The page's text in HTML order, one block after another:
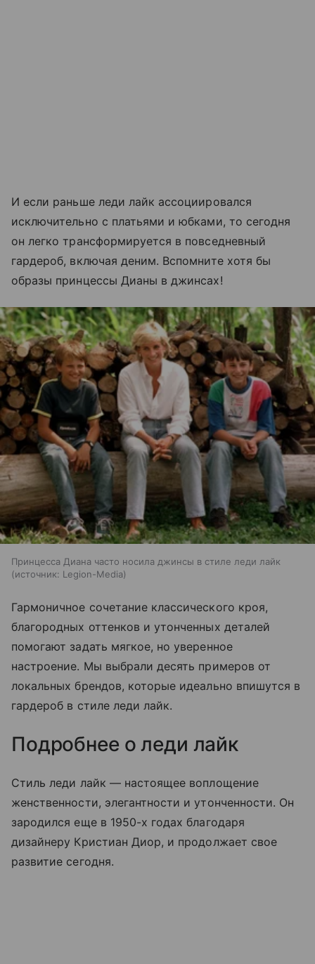
И если раньше леди лайк ассоциировался
исключительно с платьями и юбками, то сегодня
он легко трансформируется в повседневный
гардероб, включая деним. Вспомните хотя бы
образы принцессы Дианы в джинсах!
Принцесса Диана часто носила джинсы в стиле леди лайк
источник: Legion-Media
Гармоничное сочетание классического кроя,
благородных оттенков и утонченных деталей
помогают задать мягкое, но уверенное
настроение. Мы выбрали десять примеров от
локальных брендов, которые идеально впишутся в
гардероб в стиле леди лайк.
Подробнее о леди лайк
Стиль леди лайк — настоящее воплощение
женственности, элегантности и утонченности. Он
зародился еще в 1950-х годах благодаря
дизайнеру Кристиан Диор, и продолжает свое
развитие сегодня.